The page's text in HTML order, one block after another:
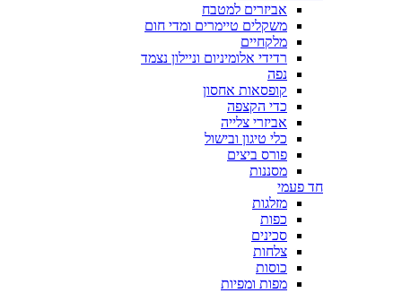
אביזרים למטבח
משקלים טיימרים ומדי חום
מלקחיים
רדידי אלומיניום וניילון נצמד
נפה
קופסאות אחסון
כדי הקצפה
אביזרי צלייה
כלי טיגון ובישול
פורס ביצים
מסננות
חד פעמי
מזלגות
כפות
סכינים
צלחות
כוסות
מפות ומפיות